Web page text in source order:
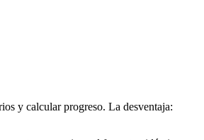
y calcular progreso. La desventaja: